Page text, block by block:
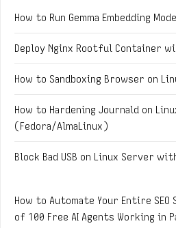
How to Run Gemma Embedding
Deploy Nginx Rootful Container
How to Sandboxing Browser on
How to Hardening Journald on
(Fedora/AlmaLinux)
Block Bad USB on Linux Server
How to Automate Your Entire
of 100 Free AI Agents Working in